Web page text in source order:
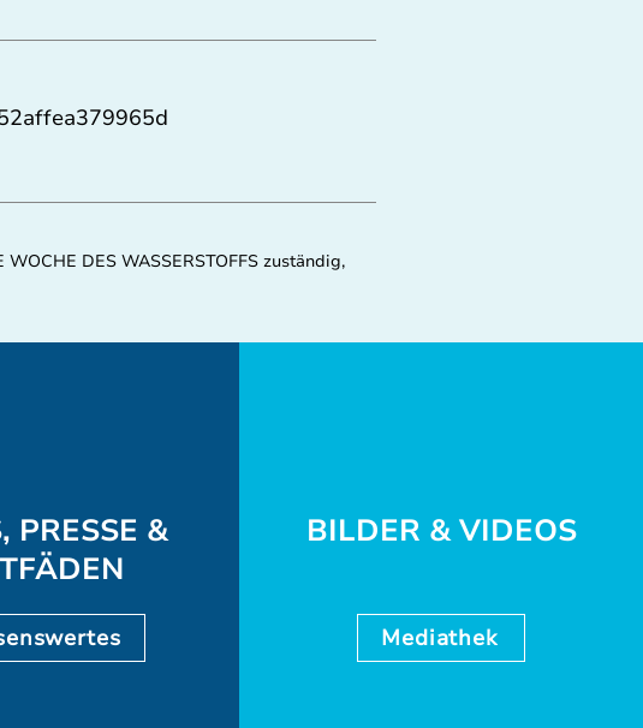
DES WASSERSTOFFS zuständig,
PRESSE &
BILDER & VIDEOS
Mediathek